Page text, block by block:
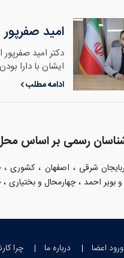
امید صفرپور
دکتر امید
ایشان با دارا
ادامه مطلب
رسمی بر اساس
شرقی ، اصفهان ، کشوری،
و بویر احمد ،چهارمحال و بختیاری ،
ورود اعضا درباره ما چرا